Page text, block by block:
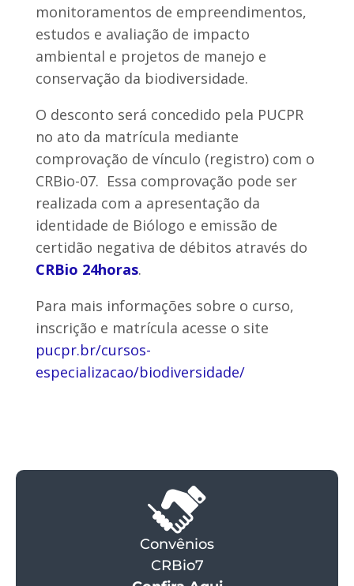
monitoramentos de empreendimentos,
estudos e avaliação de impacto
ambiental e projetos de manejo e
conservação da biodiversidade.
O desconto será concedido pela PUCPR
no ato da matrícula mediante
comprovação de vínculo (registro) com o
CRBio-07. Essa comprovação pode ser
realizada com a apresentação da
identidade de Biólogo e emissão de
certidão negativa de débitos através do
CRBio 24horas.
Para mais informações sobre o curso,
inscrição e matrícula acesse o site
pucpr.br/cursos-
especializacao/biodiversidade/
Convênios
CRBio7